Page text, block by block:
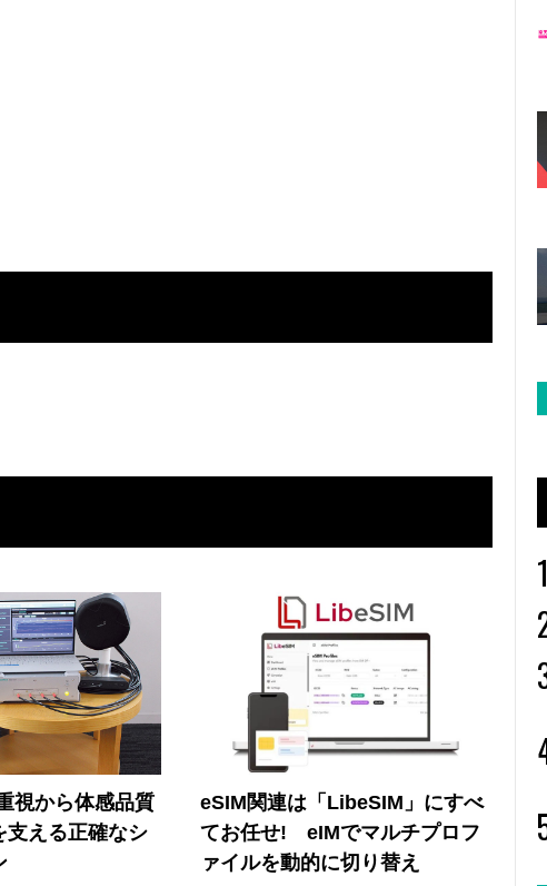
視から体感品質
える正確なシ
eSIM関連は「LibeSIM」にすべ
てお任せ! eIMでマルチプロフ
ァイルを動的に切り替え